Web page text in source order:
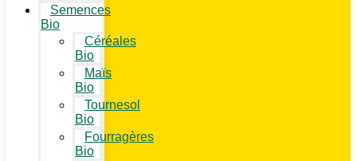
Semences
Bio
Céréales
Bio
Maïs
Bio
Tournesol
Bio
Fourragères
Bio